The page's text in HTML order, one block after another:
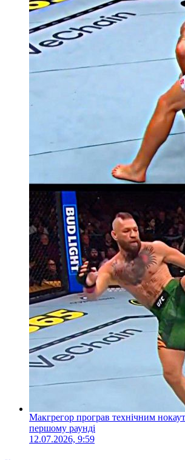
Макгрегор програв технічним
першому раунді
12.07.2026, 9:59